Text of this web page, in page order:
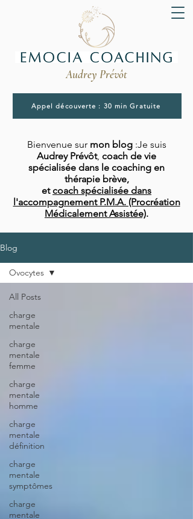
Audrey Prévôt
Appel découverte : 30 min Gratuite
Bienvenue sur mon blog :Je suis
Audrey Prévôt, coach de vie
spécialisée dans le coaching en
thérapie brève,
etcoach spécialisée dans
l'accompagnement P.M.A. (Procréation
Médicalement Assistée).
Blog
All Posts
charge
mentale
charge
mentale
femme
charge
mentale
homme
charge
mentale
définition
charge
mentale
symptômes
charge
mentale
Ovocytes